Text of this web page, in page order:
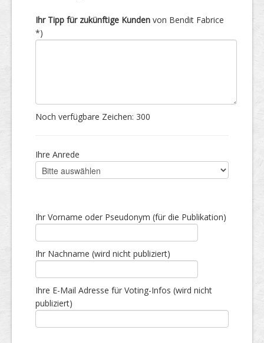
Ihr Tipp für zukünftige Kunden von Bendit Fabrice
*)
Noch verfügbare Zeichen: 300
Ihre Anrede
Ihr Vorname oder Pseudonym (für die Publikation)
Ihr Nachname (wird nicht publiziert)
Ihre E-Mail Adresse für Voting-Infos (wird nicht
publiziert)